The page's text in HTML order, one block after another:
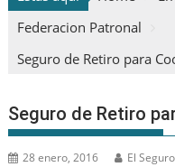
Federacion Patronal
Seguro de Retiro para
Seguro de Retiro
28 enero, 2016 El